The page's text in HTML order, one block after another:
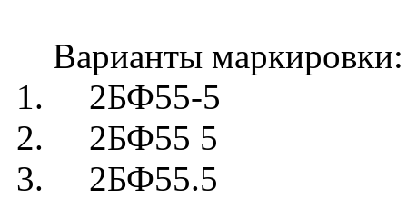
Варианты маркировки:
1. 2БФ55-5
2. 2БФ55 5
3. 2БФ55.5